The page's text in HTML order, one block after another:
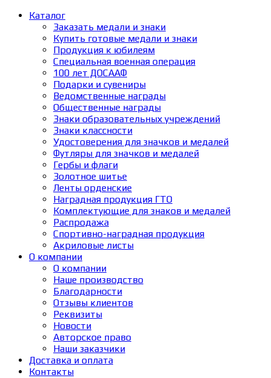
Каталог
Заказать медали и знаки
Купить готовые медали и знаки
Продукция к юбилеям
Специальная военная операция
100 лет ДОСААФ
Подарки и сувениры
Ведомственные награды
Общественные награды
Знаки образовательных учреждений
Знаки классности
Удостоверения для значков и медалей
Футляры для значков и медалей
Гербы и флаги
Золотное шитье
Ленты орденские
Наградная продукция ГТО
Комплектующие для знаков и медалей
Распродажа
Спортивно-наградная продукция
Акриловые листы
О компании
О компании
Наше производство
Благодарности
Отзывы клиентов
Реквизиты
Новости
Авторское право
Наши заказчики
Доставка и оплата
Контакты